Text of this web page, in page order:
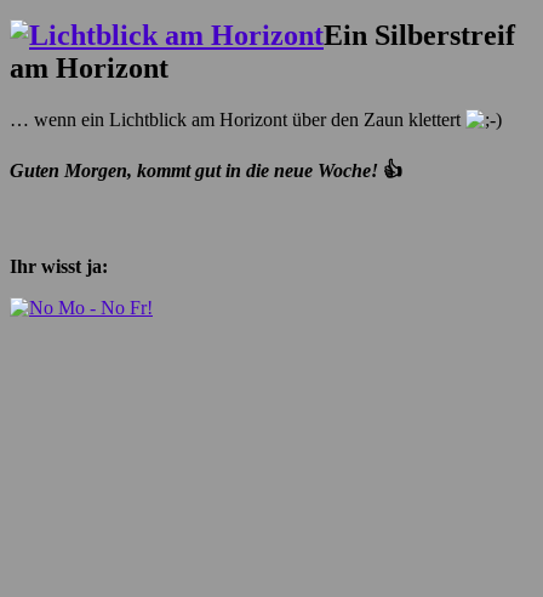
Ein Silberstreif
am Horizont
… wenn ein Lichtblick am Horizont über den Zaun klettert
Guten Morgen, kommt gut in die neue Woche! 👍
Ihr wisst ja: